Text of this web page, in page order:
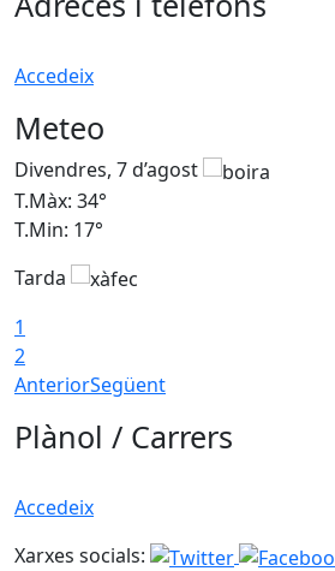
Accedeix
Meteo
Divendres, 7 d’agost
T.Màx: 34°
T.Min: 17°
Tarda
1
2
AnteriorSegüent
Plànol / Carrers
Accedeix
Xarxes socials: